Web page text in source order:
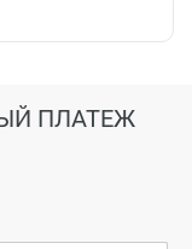
ПЛАТЕЖ